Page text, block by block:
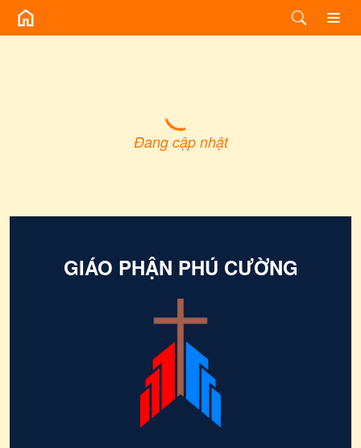
Đang cập nhật
GIÁO PHẬN PHÚ CƯỜNG
GIÁO PHẬN PHÚ CƯỜNG -